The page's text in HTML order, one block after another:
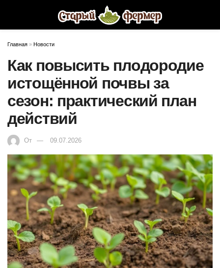
Главная » Новости
Как повысить плодородие
истощённой почвы за
сезон: практический план
действий
От 09.07.2026